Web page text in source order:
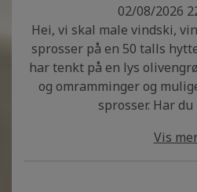
02/08/2026
Hei, vi skal male vindski,
sprosser på en 50 talls
har tenkt på en lys
og omramminger og
sprosser. Har du
Vis